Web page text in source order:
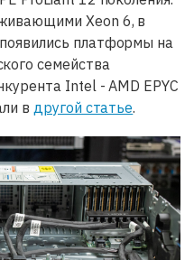
Xeon 6, в
платформы на
семейства
Intel - AMD EPYC
вдругой статье.